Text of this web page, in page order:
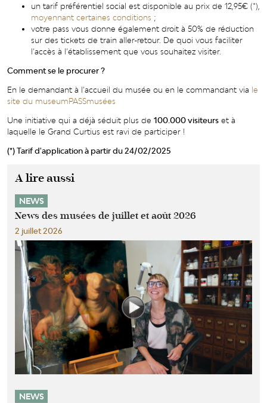
un tarif préférentiel social est disponible au prix de 12,95€ (*),
moyennant certaines conditions ;
votre pass vous donne également droit à 50% de réduction
sur des tickets de train aller-retour. De quoi vous faciliter
l’accès à l’établissement que vous souhaitez visiter.
Comment se le procurer ?
En le demandant à l’accueil du musée ou en le commandant via le
site du museumPASSmusées
Une initiative qui a déjà séduit plus de 100.000 visiteurs et à
laquelle le Grand Curtius est ravi de participer !
(*) Tarif d'application à partir du 24/02/2025
A lire aussi
NEWS
News des musées de juillet et août 2026
2 juillet 2026
NEWS